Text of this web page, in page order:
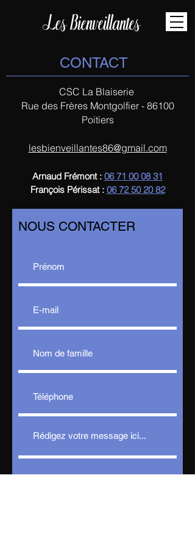
Les Bienveillantes
CONTACT
CSC La Blaiserie
Rue des Frères Montgolfier - 86100
Poitiers
lesbienveillantes86@gmail.com
Arnaud Frémont : 06 71 00 08 31
François Périssat : 06 72 50 20 82
NOUS CONTACTER